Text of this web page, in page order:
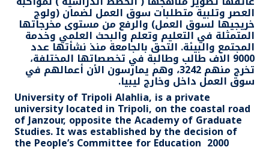
العصر وتلبية متطلبات سوق العمل لضمان (ولوج
خريجيها لسوق العمل) والرفع من مستوى مخرجاتها
المتمثلة في التعليم وتعلم والبحث العلمي وخدمة
المجتمع والبيئة. التحق بالجامعة منذ نشأتها عدد
9000 الاف طالب وطالبة في تخصصاتها المختلفة،
تخرج منهم 3242، وهم يمارسون الأن أعمالهم في
سوق العمل داخل وخارج ليبيا.
University of Tripoli Alahlia, is a private
university located in Tripoli, on the coastal road
of Janzour, opposite the Academy of Graduate
Studies. It was established by the decision of
the People’s Committee for Education 2000